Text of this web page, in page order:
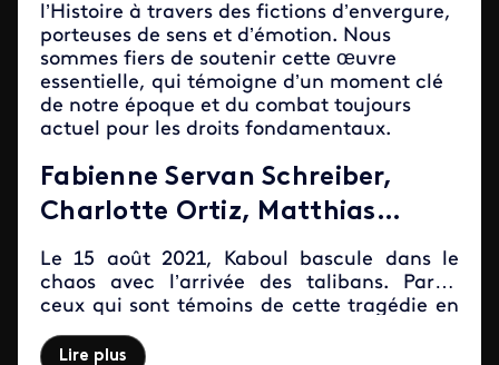
l’Histoire à travers des fictions d’envergure,
porteuses de sens et d’émotion. Nous
sommes fiers de soutenir cette œuvre
essentielle, qui témoigne d’un moment clé
de notre époque et du combat toujours
actuel pour les droits fondamentaux.
Fabienne Servan Schreiber,
Charlotte Ortiz, Matthias
Weber et Thibault Gast
(coproducteurs Cinétévé et 24
25 Films)
Le 15 août 2021, Kaboul bascule dans le
chaos avec l’arrivée des talibans. Parmi
ceux qui sont témoins de cette tragédie en
direct, Fabienne Servan-Schreiber,
présidente de Cinétévé, s’engage dans le
Lire plus